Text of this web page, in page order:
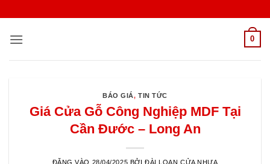
nội
0
BÁO GIÁ,TIN TỨC
Giá Cửa Gỗ Công Nghiệp MDF Tại
Cần Đước – Long An
ĐĂNG VÀO 28/04/2025 BỞI ĐÀI LOAN CỬA NHỰA